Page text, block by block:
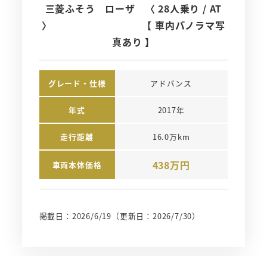
三菱ふそう ローザ 〈 28人乗り / AT
〉 【 車内パノラマ写
真あり 】
グレード・仕様 アドバンス
年式 2017年
走行距離 16.0万km
車両本体価格 438万円
掲載日：2026/6/19 （更新日：2026/7/30）